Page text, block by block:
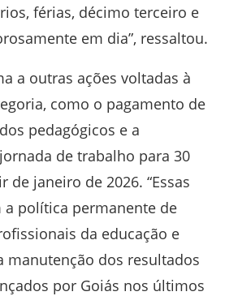
férias, décimo terceiro e
em dia”, ressaltou.
a outras ações voltadas à
como o pagamento de
pedagógicos e a
de trabalho para 30
de janeiro de 2026. “Essas
a política permanente de
da educação e
manutenção dos resultados
por Goiás nos últimos